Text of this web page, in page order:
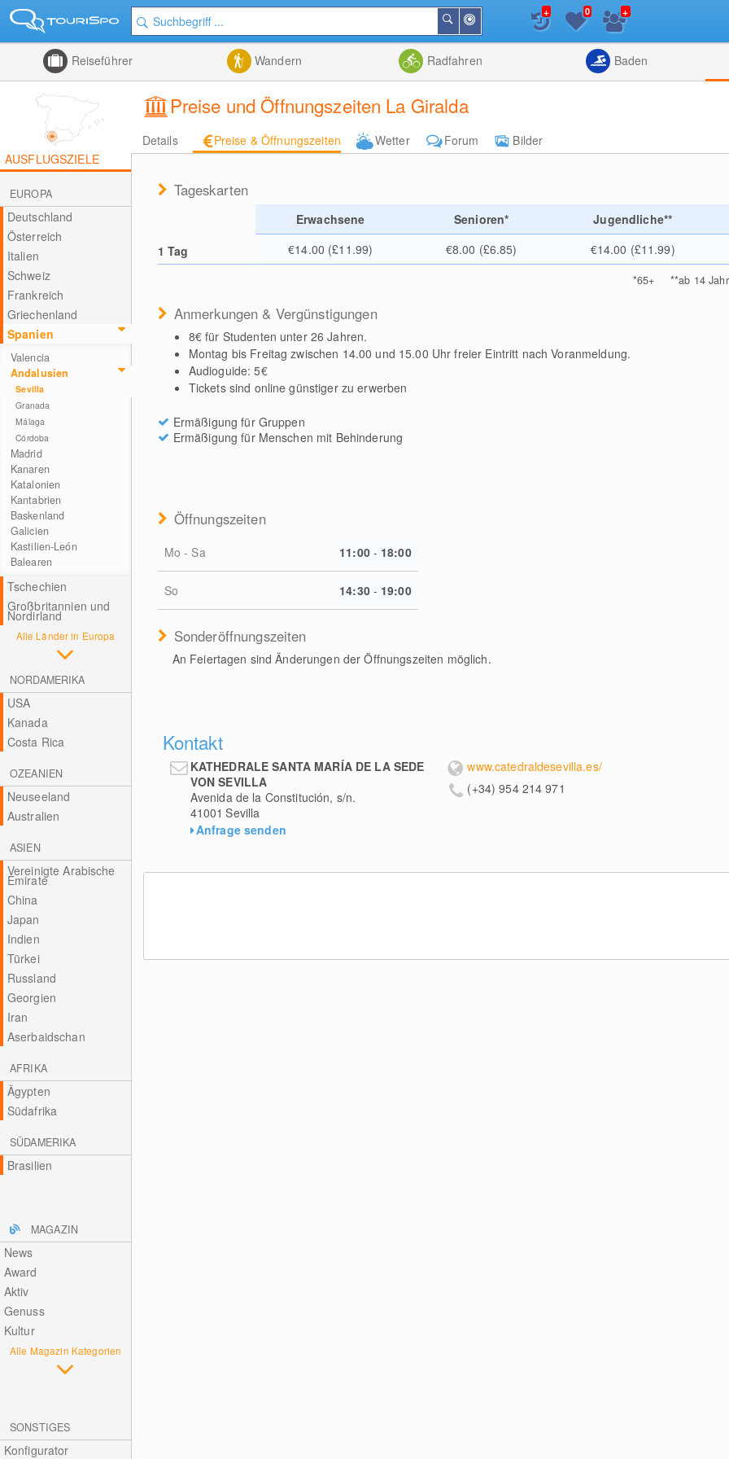
der
Suchen
Listenansicht
+ 0 +
Reiseführer Wandern Radfahren Baden
Preise und Öffnungszeiten La Giralda
Details Preise & Öffnungszeiten Wetter Forum
Bilder
AUSFLUGSZIELE
EUROPA
Deutschland
Österreich
Italien
Schweiz
Frankreich
Griechenland
Spanien
Valencia
Andalusien
Sevilla
Granada
Málaga
Córdoba
Madrid
Kanaren
Katalonien
Kantabrien
Baskenland
Galicien
Kastilien-León
Balearen
Tschechien
Großbritannien und
Nordirland
Alle Länder in Europa
NORDAMERIKA
USA
Kanada
Costa Rica
OZEANIEN
Neuseeland
Australien
ASIEN
Vereinigte Arabische
Emirate
China
Japan
Indien
Türkei
Russland
Georgien
Iran
Aserbaidschan
AFRIKA
Ägypten
Südafrika
SÜDAMERIKA
Brasilien
MAGAZIN
News
Award
Aktiv
Genuss
Kultur
Alle Magazin Kategorien
SONSTIGES
Konfigurator
Tageskarten
Erwachsene Senioren* Jugendliche**
1 Tag
€14.00 (£11.99) €8.00 (£6.85) €14.00 (£11.99)
*65+ **ab 14
Anmerkungen & Vergünstigungen
8€ für Studenten unter 26 Jahren.
Montag bis Freitag zwischen 14.00 und 15.00 Uhr freier Eintritt nach Voranmeldung.
Audioguide: 5€
Tickets sind online günstiger zu erwerben
Ermäßigung für Gruppen
Ermäßigung für Menschen mit Behinderung
Öffnungszeiten
Mo - Sa 11:00 - 18:00
So 14:30 - 19:00
Sonderöffnungszeiten
An Feiertagen sind Änderungen der Öffnungszeiten möglich.
Kontakt
KATHEDRALE SANTA MARÍA DE LA SEDE
VON SEVILLA
Avenida de la Constitución, s/n.
41001 Sevilla
Anfrage senden
www.catedraldesevilla.es/
(+34) 954 214 971